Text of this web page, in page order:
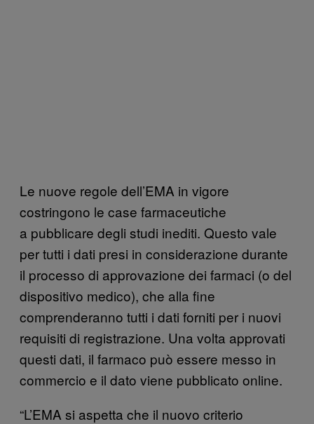
Le nuove regole dell’EMA in vigore
costringono le case farmaceutiche
a pubblicare degli studi inediti. Questo vale
per tutti i dati presi in considerazione durante
il processo di approvazione dei farmaci (o del
dispositivo medico), che alla fine
comprenderanno tutti i dati forniti per i nuovi
requisiti di registrazione. Una volta approvati
questi dati, il farmaco può essere messo in
commercio e il dato viene pubblicato online.
“L’EMA si aspetta che il nuovo criterio